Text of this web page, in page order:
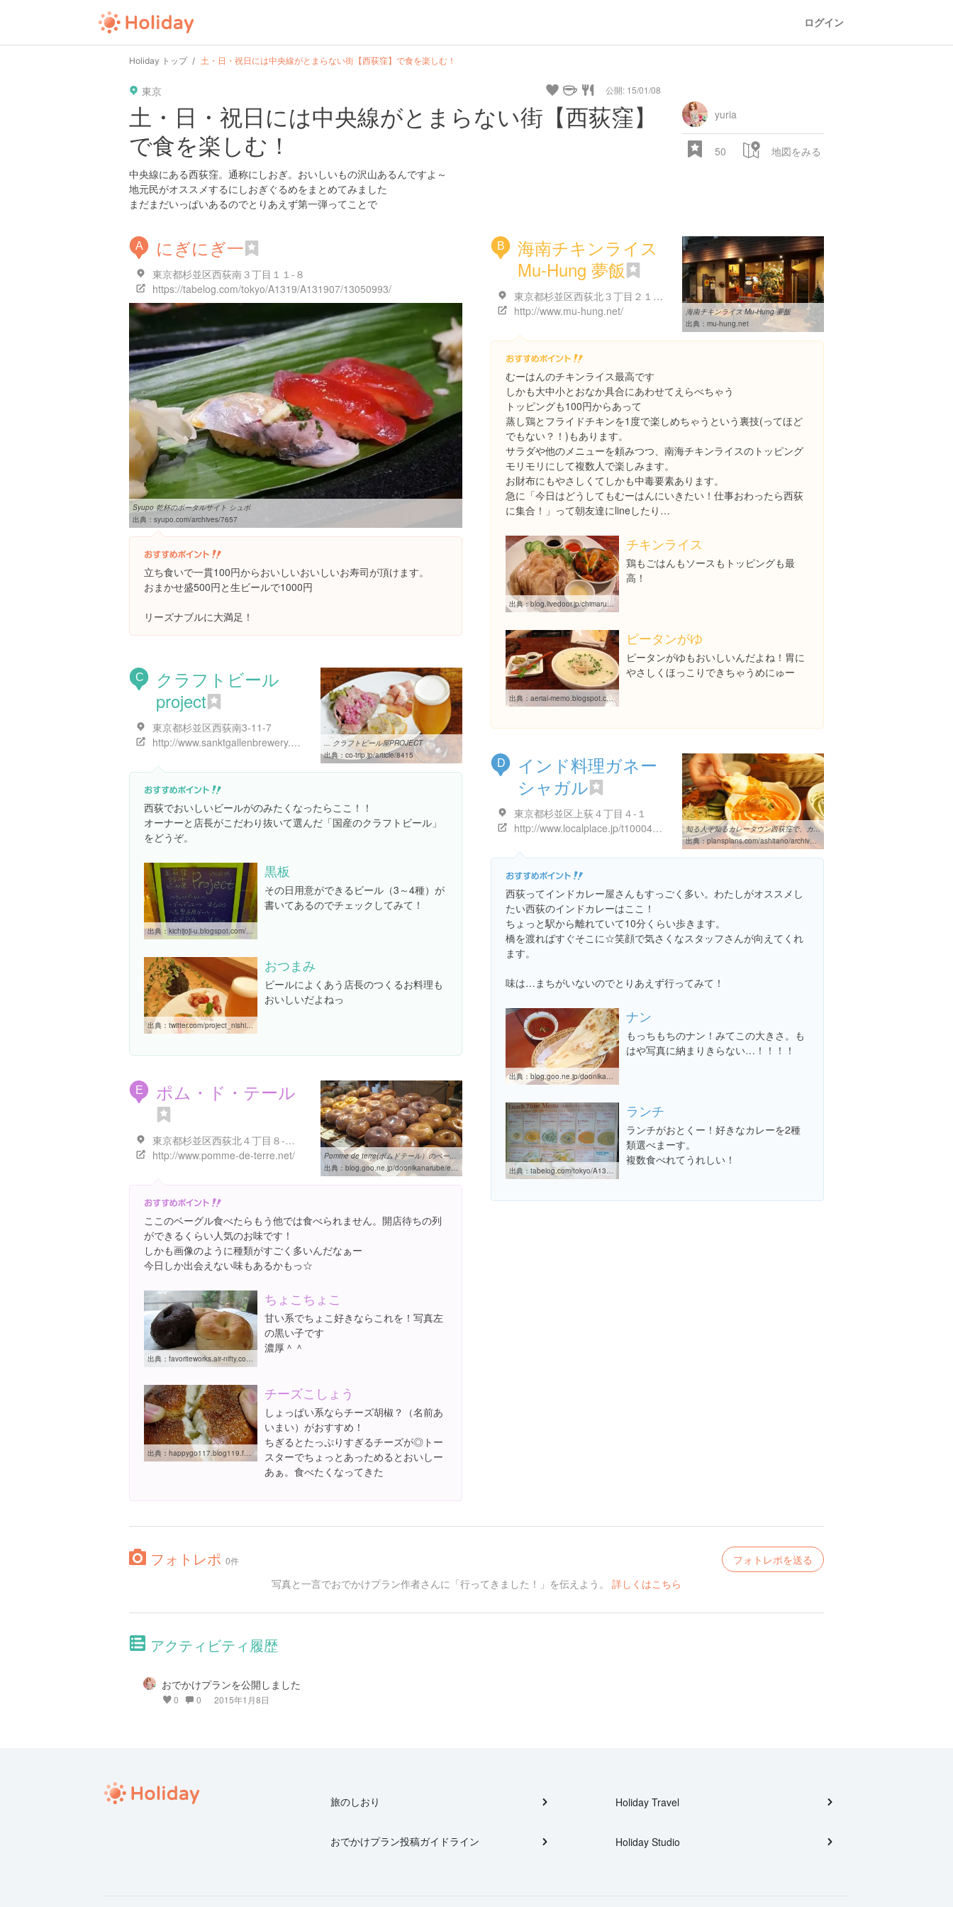
ログイン
Holiday トップ 土・日・祝日には中央線がとまらない街【西荻窪】で食を楽しむ！
東京 公開: 15/01/08
土・日・祝日には中央線がとまらない街【西荻窪】
で食を楽しむ！
中央線にある西荻窪。通称にしおぎ。おいしいもの沢山あるんですよ～
地元民がオススメするにしおぎぐるめをまとめてみました
まだまだいっぱいあるのでとりあえず第一弾ってことで
yuria
50 地図をみる
A にぎにぎ一
東京都杉並区西荻南３丁目１１-８
https://tabelog.com/tokyo/A1319/A131907/13050993/
Syupo 乾杯のポータルサイト シュポ
出典： syupo.com/archives/7657
立ち食いで一貫100円からおいしいおいしいお寿司が頂けます。
おまかせ盛500円と生ビールで1000円
リーズナブルに大満足！
B
海南チキンライス
Mu-Hung 夢飯
東京都杉並区西荻北３丁目２１-２ 徳田ビル １階
http://www.mu-hung.net/
海南チキンライス Mu-Hung 夢飯
出典： mu-hung.net
むーはんのチキンライス最高です
しかも大中小とおなか具合にあわせてえらべちゃう
トッピングも100円からあって
蒸し鶏とフライドチキンを1度で楽しめちゃうという裏技(ってほど
でもない？！)もあります。
サラダや他のメニューを頼みつつ、南海チキンライスのトッピング
モリモリにして複数人で楽しみます。
お財布にもやさしくてしかも中毒要素あります。
急に「今日はどうしてもむーはんにいきたい！仕事おわったら西荻
に集合！」って朝友達にlineしたり…
出典：blog.livedoor.jp/chimarun201/archives/51329276.html
チキンライス
鶏もごはんもソースもトッピングも最
高！
出典： aerial-memo.blogspot.com/2012/05/muhung.html
ピータンがゆ
ピータンがゆもおいしいんだよね！胃に
やさしくほっこりできちゃうめにゅー
C
クラフトビール
project
東京都杉並区西荻南3-11-7
http://www.sanktgallenbrewery.com/index.php?p=&d=blog&c=&type=article&art_id=727
... クラフトビール屋PROJECT
出典： co-trip.jp/article/8415
西荻でおいしいビールがのみたくなったらここ！！
オーナーと店長がこだわり抜いて選んだ「国産のクラフトビール」
をどうぞ。
出典：kichijoji-u.blogspot.com/2014/10/craftbeer-ya-project.html
黒板
その日用意ができるビール（3～4種）が
書いてあるのでチェックしてみて！
出典： twitter.com/project_nishiog/status/497343115959599104
おつまみ
ビールによくあう店長のつくるお料理も
おいしいだよねっ
D
インド料理ガネー
シャガル
東京都杉並区上荻４丁目４-１
http://www.localplace.jp/t100046944/
知る人ぞ知るカレータウン西荻窪で、カレー三昧な一日を過ごす
出典：plansplans.com/ashitano/archives/1424
西荻ってインドカレー屋さんもすっごく多い。わたしがオススメし
たい西荻のインドカレーはここ！
ちょっと駅から離れていて10分くらい歩きます。
橋を渡ればすぐそこに☆笑顔で気さくなスタッフさんが向えてくれ
ます。
味は…まちがいないのでとりあえず行ってみて！
出典：blog.goo.ne.jp/doonikanarube/e/0823776b07e4f1b35ae7184eff4af05e
ナン
もっちもちのナン！みてこの大きさ。も
はや写真に納まりきらない…！！！！
出典： tabelog.com/tokyo/A1319/A131907/13004342/dtlrvwlst/3154820
ランチ
ランチがおとくー！好きなカレーを2種
類選べまーす。
複数食べれてうれしい！
E ポム・ド・テール
東京都杉並区西荻北４丁目８-２-１０１
http://www.pomme-de-terre.net/
Pomme de terre(ポムドテール）のベーグル～西荻 - 気分しだいで食べ ...
出典： blog.goo.ne.jp/doonikanarube/e/3c6034901a097f7ebc91c36d6f4ed8ac
ここのベーグル食べたらもう他では食べられません。開店待ちの列
ができるくらい人気のお味です！
しかも画像のように種類がすごく多いんだなぁー
今日しか出会えない味もあるかもっ☆
出典： favoriteworks.air-nifty.com/breadjournal/2009/09/index.html
ちょこちょこ
甘い系でちょこ好きならこれを！写真左
の黒い子です
濃厚＾＾
出典： happygo117.blog119.fc2.com/blog-entry-1360.html
チーズこしょう
しょっぱい系ならチーズ胡椒？（名前あ
いまい）がおすすめ！
ちぎるとたっぷりすぎるチーズが◎トー
スターでちょっとあっためるとおいしー
あぁ。食べたくなってきた
フォトレポ 0件
フォトレポを送る
写真と一言でおでかけプラン作者さんに「行ってきました！」を伝えよう。 詳しくはこちら
アクティビティ履歴
おでかけプランを公開しました
0 0 2015年1月8日
旅のしおり
おでかけプラン投稿ガイドライン
Holiday Travel
Holiday Studio